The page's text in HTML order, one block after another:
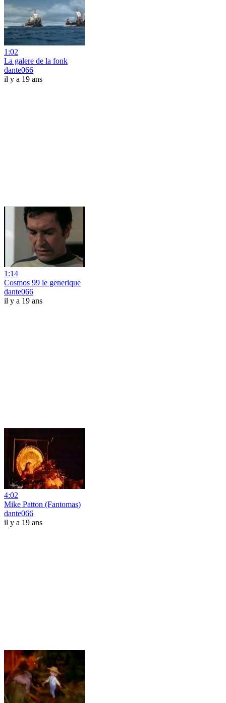
1:02
La galere de la fonk
dante066
il y a 19 ans
1:14
Cosmos 99 le generique
dante066
il y a 19 ans
4:02
Mike Patton (Fantomas)
dante066
il y a 19 ans